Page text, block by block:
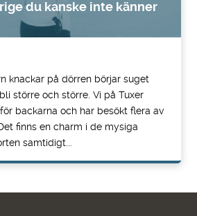
du kanske inte känner
knackar på dörren börjar suget
större och större. Vi på Tuxer
backarna och har besökt flera av
finns en charm i de mysiga
samtidigt...